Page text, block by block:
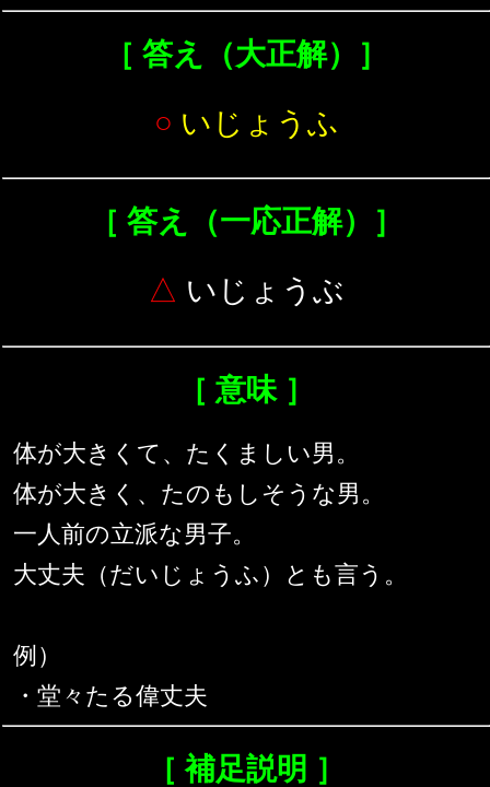
［ 答え（大正解）］
○ いじょうふ
［ 答え（一応正解）］
△ いじょうぶ
［ 意味 ］
体が大きくて、たくましい男。
体が大きく、たのもしそうな男。
一人前の立派な男子。
大丈夫（だいじょうふ）とも言う。
例）
・堂々たる偉丈夫
［ 補足説明 ］